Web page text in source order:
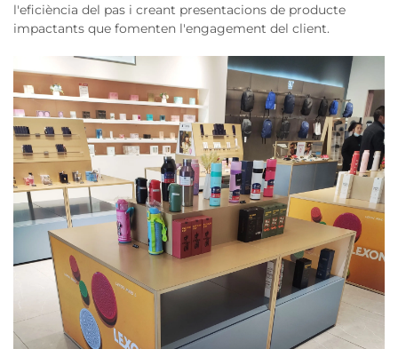
l'eficiència del pas i creant presentacions de producte
impactants que fomenten l'engagement del client.